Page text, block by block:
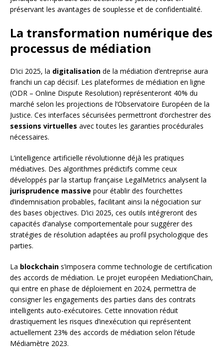
préservant les avantages de souplesse et de confidentialité.
La transformation numérique des
processus de médiation
D’ici 2025, la digitalisation de la médiation d’entreprise aura
franchi un cap décisif. Les plateformes de médiation en ligne
(ODR – Online Dispute Resolution) représenteront 40% du
marché selon les projections de l’Observatoire Européen de la
Justice. Ces interfaces sécurisées permettront d’orchestrer des
sessions virtuelles avec toutes les garanties procédurales
nécessaires.
L’intelligence artificielle révolutionne déjà les pratiques
médiatives. Des algorithmes prédictifs comme ceux
développés par la startup française LegalMetrics analysent la
jurisprudence massive pour établir des fourchettes
d’indemnisation probables, facilitant ainsi la négociation sur
des bases objectives. D’ici 2025, ces outils intégreront des
capacités d’analyse comportementale pour suggérer des
stratégies de résolution adaptées au profil psychologique des
parties.
La blockchain s’imposera comme technologie de certification
des accords de médiation. Le projet européen MediationChain,
qui entre en phase de déploiement en 2024, permettra de
consigner les engagements des parties dans des contrats
intelligents auto-exécutoires. Cette innovation réduit
drastiquement les risques d’inexécution qui représentent
actuellement 23% des accords de médiation selon l’étude
Médiamètre 2023.